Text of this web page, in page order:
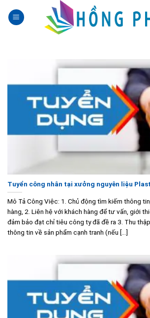
Tuyển công nhân tại xưởng nguyên liệu
Mô Tả Công Việc: 1. Chủ động tìm kiếm thông
hàng, 2. Liên hệ với khách hàng để tư vấn, giới
đảm bảo đạt chỉ tiêu công ty đã đề ra 3. Thu
thông tin về sản phẩm cạnh tranh (nếu [...]